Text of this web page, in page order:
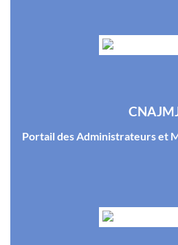
Portail des Administrateurs et